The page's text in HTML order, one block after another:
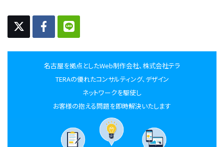
名古屋を拠点としたWeb制作会社、株式会社テラ
TERAの優れたコンサルティング、デザイン
ネットワークを駆使し
お客様の抱える問題を即時解決いたします